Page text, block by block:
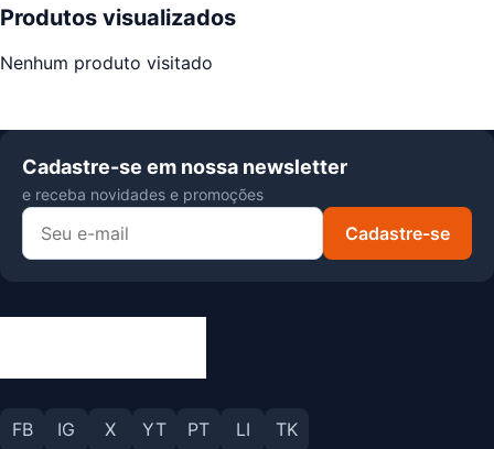
Produtos visualizados
Nenhum produto visitado
Cadastre-se em nossa newsletter
e receba novidades e promoções
Cadastre-se
FB IG X YT PT LI TK